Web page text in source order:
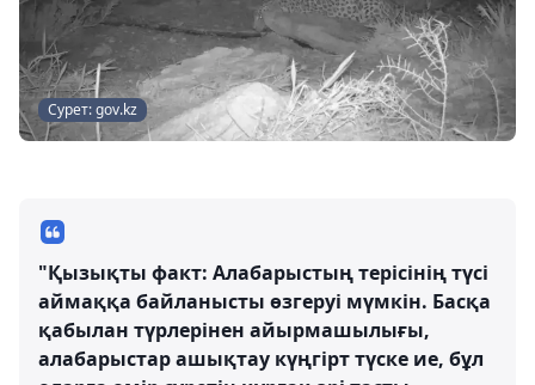
Сурет: gov.kz
"Қызықты факт: Алабарыстың терісінің түсі
аймаққа байланысты өзгеруі мүмкін. Басқа
қабылан түрлерінен айырмашылығы,
алабарыстар ашықтау күңгірт түске ие, бұл